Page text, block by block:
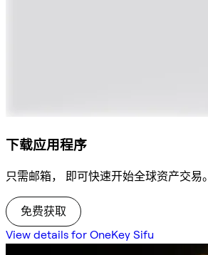
下载应用程序
只需邮箱， 即可快速开始全球资产交易。
免费获取
View details for OneKey Sifu